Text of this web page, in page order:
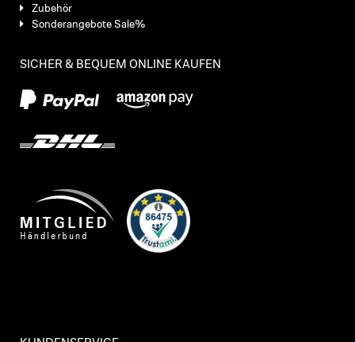
Zubehör
Sonderangebote Sale%
SICHER & BEQUEM ONLINE KAUFEN